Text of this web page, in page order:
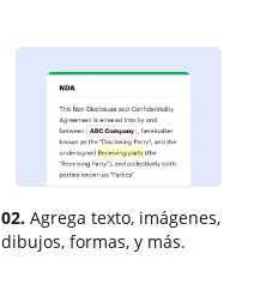
02. Agrega texto, imágenes,
dibujos, formas, y más.